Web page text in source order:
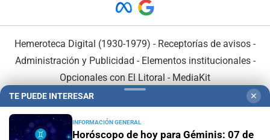
Hemeroteca Digital (1930-1979) - Receptorías de avisos -
Administración y Publicidad - Elementos institucionales-
Opcionales con El Litoral - MediaKit
TE PUEDE INTERESAR ✕
INFORMACIÓN GENERAL
Horóscopo de hoy para Géminis: 07 de